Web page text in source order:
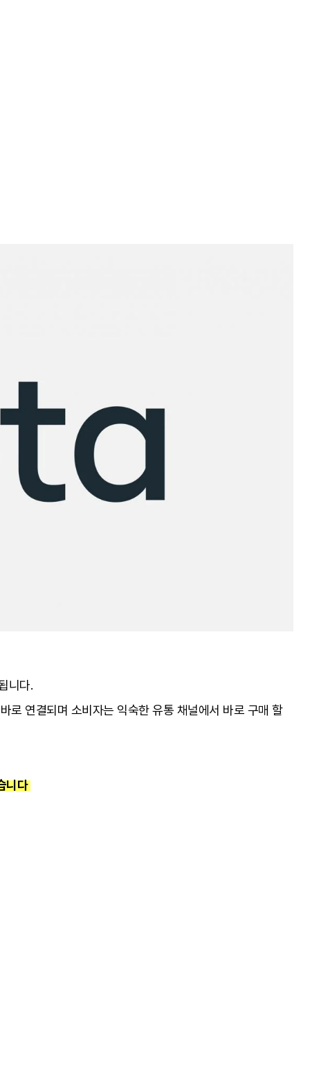
니다.
로 연결되며 소비자는 익숙한 유통 채널에서 바로 구매 할
니다